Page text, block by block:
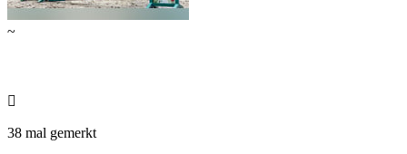
~

38 mal gemerkt